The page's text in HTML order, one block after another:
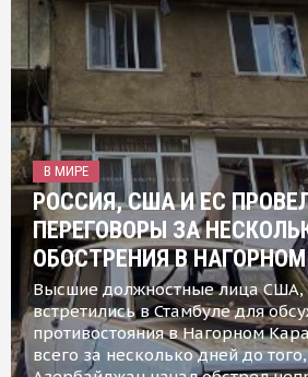
В МИРЕ
РОССИЯ, США И ЕС
ПЕРЕГОВОРЫ ЗА
ОБОСТРЕНИЯ В
Высшие должностные лица США,
встретились в Стамбуле для
противостояния в Нагорном
всего за несколько дней до